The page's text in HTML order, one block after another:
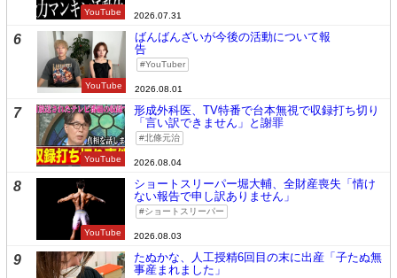
YouTube 2026.07.31
6
YouTube
ばんばんざいが今後の活動について報
告
YouTuber
2026.08.01
7
YouTube
形成外科医、TV特番で台本無視で収録打ち切り
「言い訳できません」と謝罪
北條元治
2026.08.04
8
YouTube
ショートスリーパー堀大輔、全財産喪失「情け
ない報告で申し訳ありません」
ショートスリーパー
2026.08.03
9
たぬかな、人工授精6回目の末に出産「子たぬ無
事産まれました」